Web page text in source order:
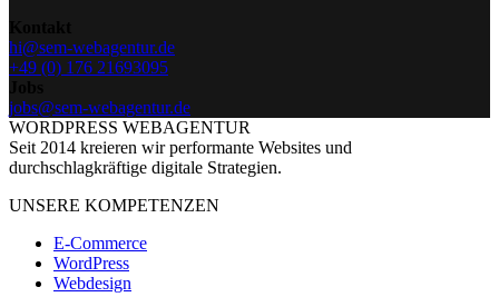
hi@sem-webagentur.de
+49 (0) 176 21693095
jobs@sem-webagentur.de
WORDPRESS WEBAGENTUR
Seit 2014 kreieren wir performante Websites und
durchschlagkräftige digitale Strategien.
UNSERE KOMPETENZEN
E-Commerce
WordPress
Webdesign